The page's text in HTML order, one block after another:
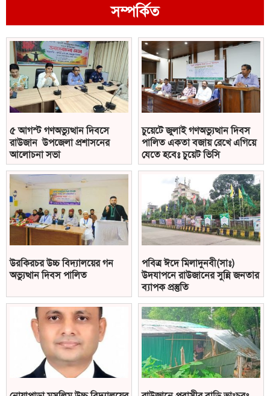
সম্পর্কিত
৫ আগস্ট গণঅভ্যুত্থান দিবসে
রাউজান উপজেলা প্রশাসনের
আলোচনা সভা
চুয়েটে জুলাই গণঅভ্যুত্থান দিবস
পালিত একতা বজায় রেখে এগিয়ে
যেতে হবেঃ চুয়েট ভিসি
উরকিরচর উচ্চ বিদ্যালয়ের গন
অভ্যুত্থান দিবস পালিত
পবিত্র ঈদে মিলাদুনবী(সাঃ)
উদযাপনে রাউজানের সুন্নি জনতার
ব্যাপক প্রস্তুতি